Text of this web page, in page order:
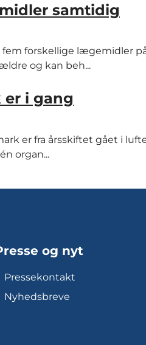
samtidig
forskellige lægemidler
og kan beh...
er i gang
er fra årsskiftet gået i
organ...
og nyt
Pressekontakt
Nyhedsbreve